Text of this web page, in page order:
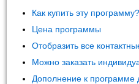
Как купить эту программу?
Цена программы
Отобразить все
Можно заказать
Дополнение к